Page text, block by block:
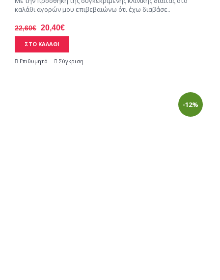
καλάθι αγορών μου επιβεβαιώνω ότι έχω διαβάσε..
22,60€ 20,40€
ΣΤΟ ΚΑΛΑΘΙ
Επιθυμητό Σύγκριση
-12%